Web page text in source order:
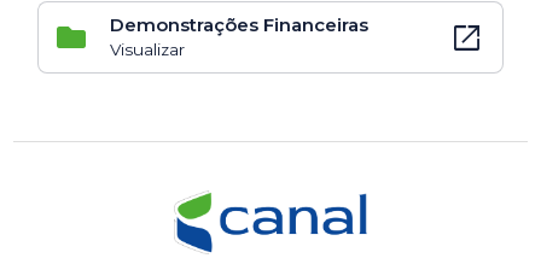
Demonstrações Financeiras
Visualizar open_in_new